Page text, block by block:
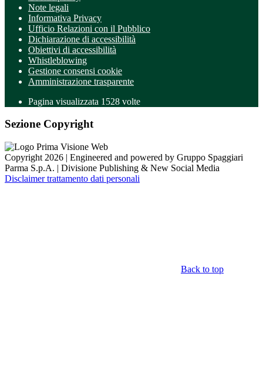
Note legali
Informativa Privacy
Ufficio Relazioni con il Pubblico
Dichiarazione di accessibilità
Obiettivi di accessibilità
Whistleblowing
Gestione consensi cookie
Amministrazione trasparente
Pagina visualizzata 1528 volte
Sezione Copyright
Copyright 2026 | Engineered and powered by Gruppo Spaggiari
Parma S.p.A. | Divisione Publishing & New Social Media
Disclaimer trattamento dati personali
Back to top